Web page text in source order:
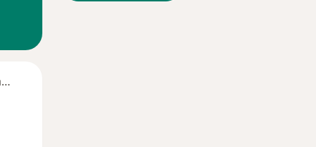
Segunda-feira